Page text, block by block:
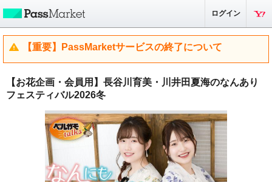
ログイン
【重要】PassMarketサービスの終了について
【お花企画・会員用】長谷川育美・川井田夏海のなんあり
フェスティバル2026冬